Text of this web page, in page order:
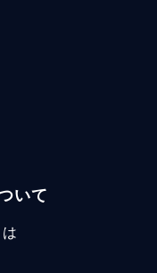
いて